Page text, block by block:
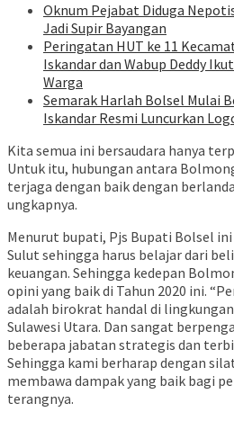
Oknum Pejabat Diduga
Jadi Supir Bayangan
Peringatan HUT ke 11
Iskandar dan Wabup Deddy
Warga
Semarak Harlah Bolsel Mulai
Iskandar Resmi Luncurkan
Kita semua ini bersaudara hanya
Untuk itu, hubungan antara
terjaga dengan baik dengan
ungkapnya.
Menurut bupati, Pjs Bupati Bolsel
Sulut sehingga harus belajar dari
keuangan. Sehingga kedepan
opini yang baik di Tahun 2020 ini.
adalah birokrat handal di
Sulawesi Utara. Dan sangat
beberapa jabatan strategis dan
Sehingga kami berharap dengan
membawa dampak yang baik bagi
terangnya.